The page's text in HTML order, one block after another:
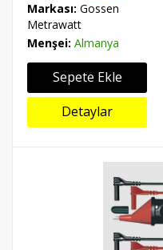
Markası: Gossen
Metrawatt
Menşei: Almanya
Sepete Ekle
Detaylar